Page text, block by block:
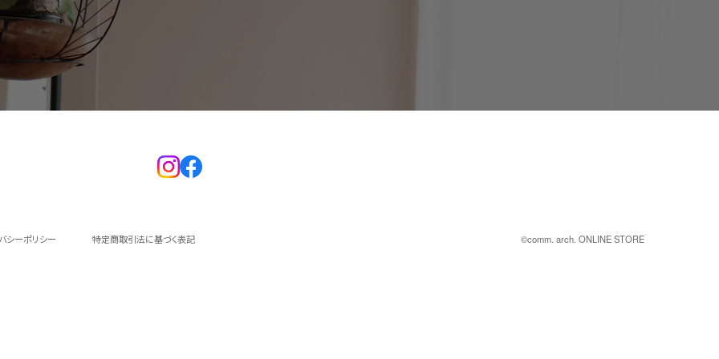
シーポリシー 特定商取引法に基づく表記 ©︎comm. arch. ONLINE STORE